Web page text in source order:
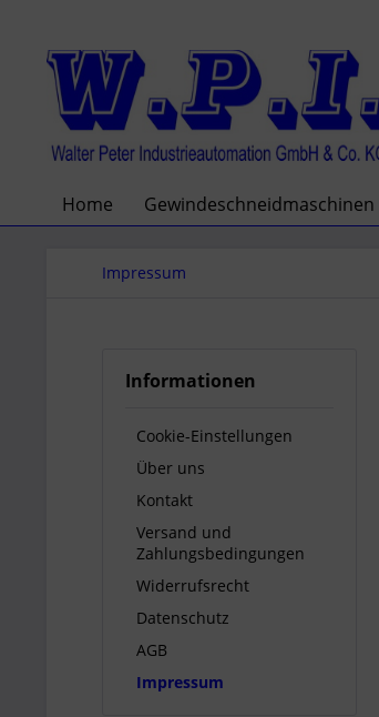
Home Gewindeschneidmaschinen
Impressum
Informationen
Cookie-Einstellungen
Über uns
Kontakt
Versand und
Zahlungsbedingungen
Widerrufsrecht
Datenschutz
AGB
Impressum